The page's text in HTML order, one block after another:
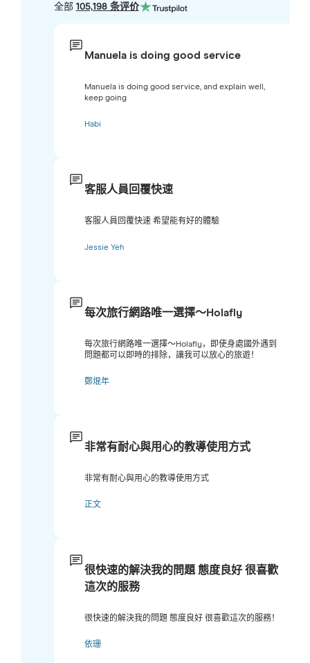
全部 105,198 条评价
Manuela is doing good service
Manuela is doing good service, and explain well,
keep going
Habi
客服人員回覆快速
客服人員回覆快速 希望能有好的體驗
Jessie Yeh
每次旅行網路唯一選擇～Holafly
每次旅行網路唯一選擇～Holafly，即使身處國外遇到
問題都可以即時的排除，讓我可以放心的旅遊！
鄭焜年
非常有耐心與用心的教導使用方式
非常有耐心與用心的教導使用方式
正文
很快速的解決我的問題 態度良好 很喜歡
這次的服務
很快速的解決我的問題 態度良好 很喜歡這次的服務！
依珊